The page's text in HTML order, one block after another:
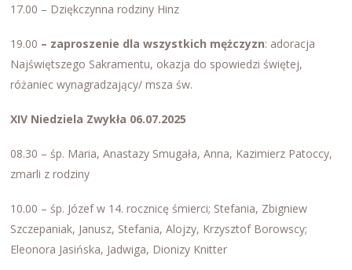
17.00 – Dziękczynna rodziny Hinz
19.00 – zaproszenie dla wszystkich mężczyzn: adoracja
Najświętszego Sakramentu, okazja do spowiedzi świętej,
różaniec wynagradzający/ msza św.
XIV Niedziela Zwykła 06.07.2025
08.30 – śp. Maria, Anastazy Smugała, Anna, Kazimierz Patoccy,
zmarli z rodziny
10.00 – śp. Józef w 14. rocznicę śmierci; Stefania, Zbigniew
Szczepaniak, Janusz, Stefania, Alojzy, Krzysztof Borowscy;
Eleonora Jasińska, Jadwiga, Dionizy Knitter